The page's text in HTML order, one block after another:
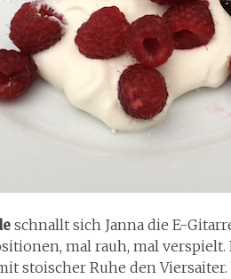
schnallt sich Janna die E-
mal rauh, mal verspielt.
stoischer Ruhe den Viersaiter.